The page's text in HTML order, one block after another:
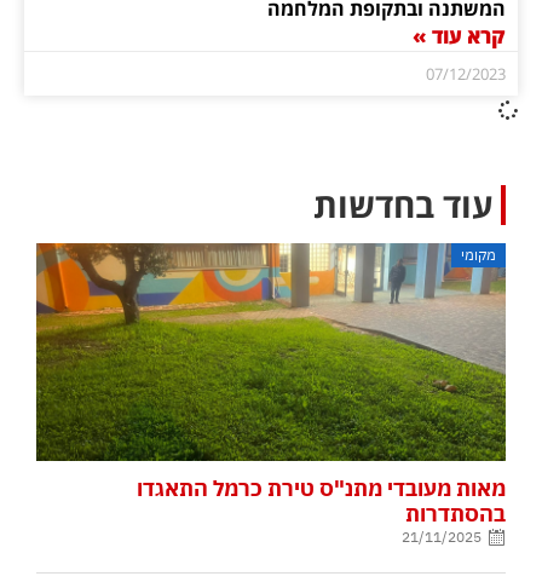
המשתנה ובתקופת המלחמה
קרא עוד »
07/12/2023
עוד בחדשות
מקומי
מאות מעובדי מתנ"ס טירת כרמל התאגדו
בהסתדרות
21/11/2025